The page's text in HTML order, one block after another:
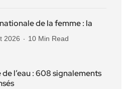
de la femme : la
2026 10 Min Read
de l’eau : 608 signalements